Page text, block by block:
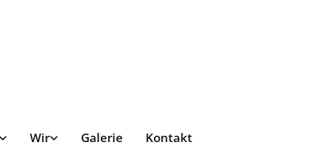
Wir Galerie Kontakt